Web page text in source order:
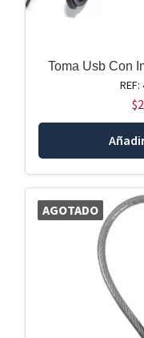
Toma Usb Con
$
AGOTADO